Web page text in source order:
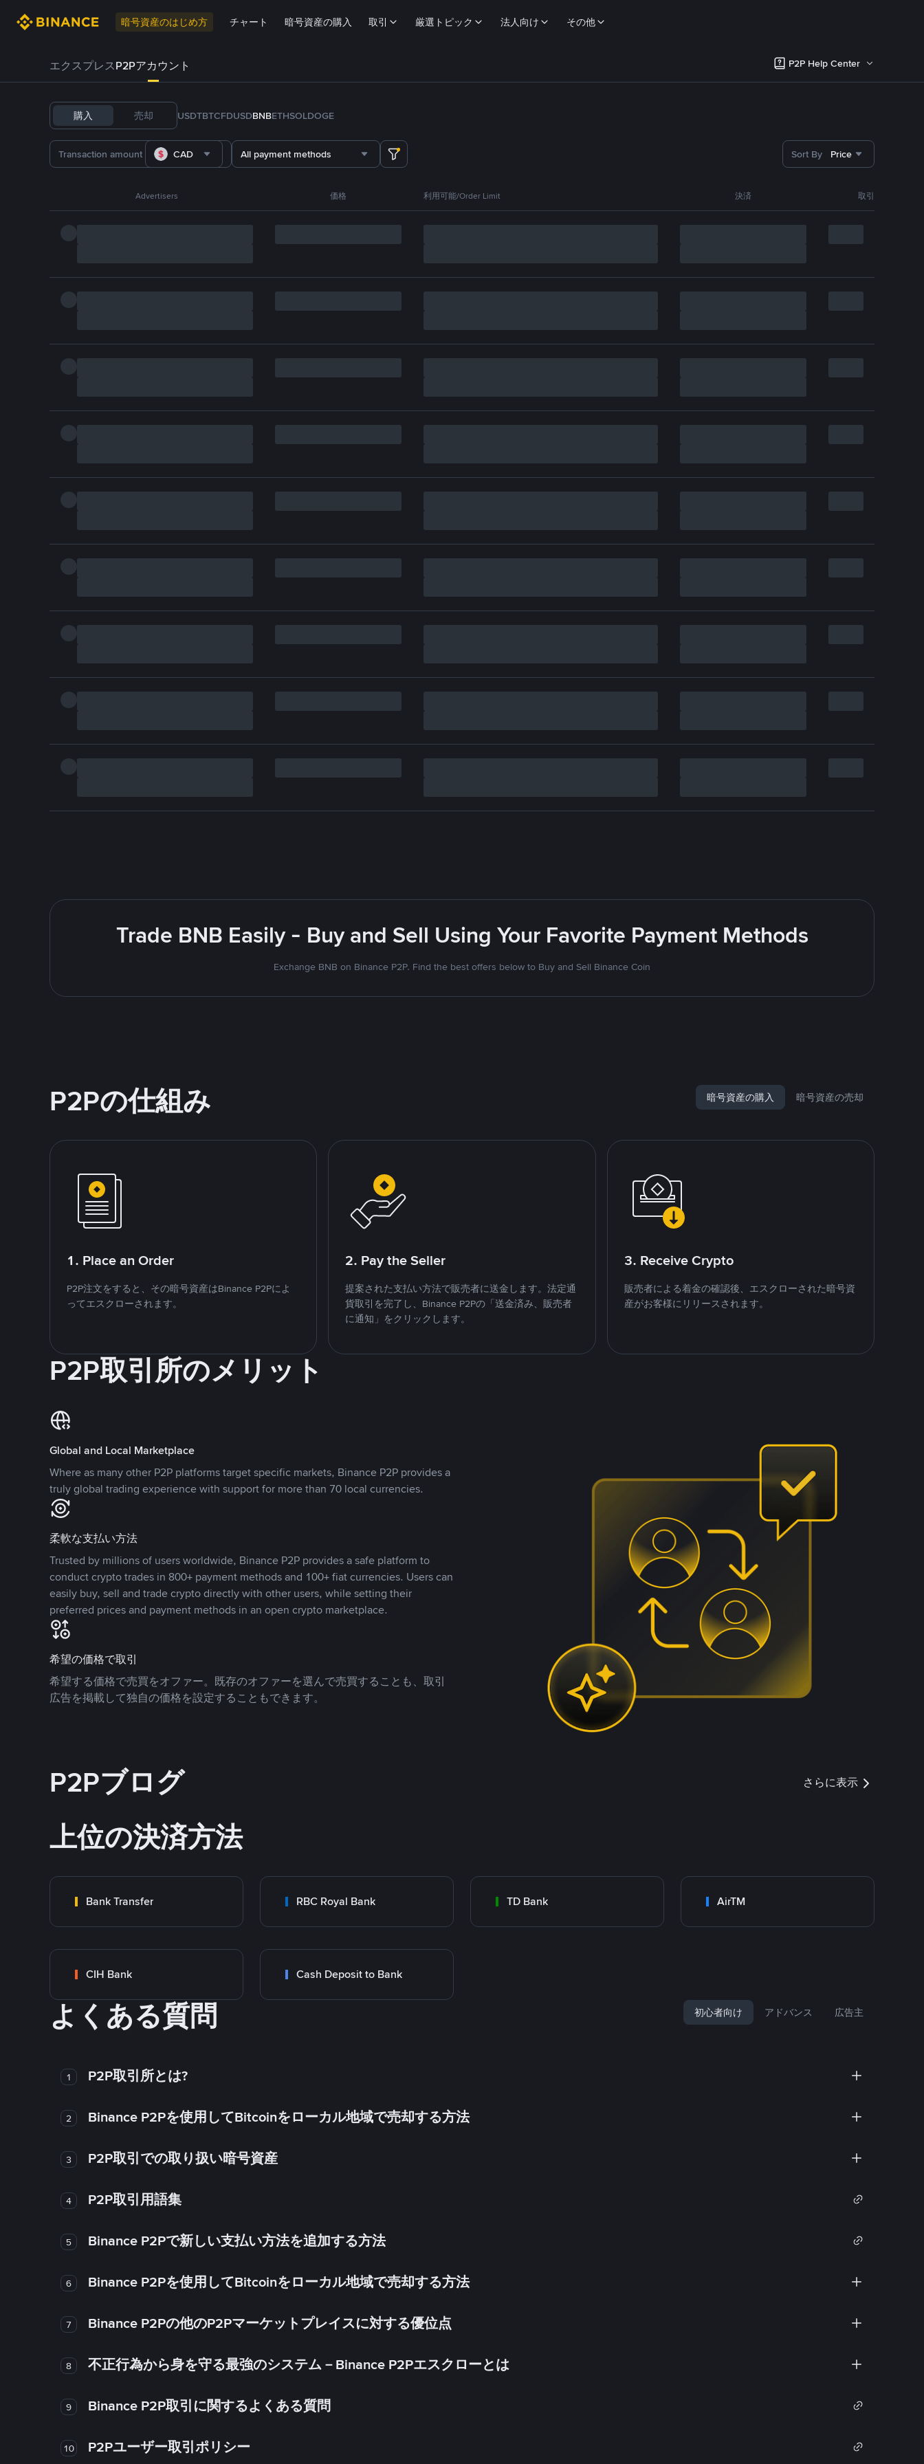
暗号資産のはじめ方 チャート 暗号資産の購入 取引 厳選トピック 法人向け その他
エクスプレスP2Pアカウント P2P Help Center
購入 売却 USDTBTCFDUSDBNBETHSOLDOGE
CAD All payment methods Sort By Price
Advertisers 価格 利用可能/Order Limit 決済 取引
Trade BNB Easily - Buy and Sell Using Your Favorite Payment Methods
Exchange BNB on Binance P2P. Find the best offers below to Buy and Sell Binance Coin
P2Pの仕組み 暗号資産の購入 暗号資産の売却
1. Place an Order
P2P注文をすると、その暗号資産はBinance P2Pによ
ってエスクローされます。
2. Pay the Seller
提案された支払い方法で販売者に送金します。法定通
貨取引を完了し、Binance P2Pの「送金済み、販売者
に通知」をクリックします。
3. Receive Crypto
販売者による着金の確認後、エスクローされた暗号資
産がお客様にリリースされます。
P2P取引所のメリット
Global and Local Marketplace
Where as many other P2P platforms target specific markets, Binance P2P provides a
truly global trading experience with support for more than 70 local currencies.
柔軟な支払い方法
Trusted by millions of users worldwide, Binance P2P provides a safe platform to
conduct crypto trades in 800+ payment methods and 100+ fiat currencies. Users can
easily buy, sell and trade crypto directly with other users, while setting their
preferred prices and payment methods in an open crypto marketplace.
希望の価格で取引
希望する価格で売買をオファー。既存のオファーを選んで売買することも、取引
広告を掲載して独自の価格を設定することもできます。
P2Pブログ さらに表示
上位の決済方法
Bank Transfer RBC Royal Bank TD Bank AirTM
CIH Bank Cash Deposit to Bank
よくある質問 初心者向け アドバンス 広告主
1 P2P取引所とは?
2 Binance P2Pを使用してBitcoinをローカル地域で売却する方法
3 P2P取引での取り扱い暗号資産
4 P2P取引用語集
5 Binance P2Pで新しい支払い方法を追加する方法
6 Binance P2Pを使用してBitcoinをローカル地域で売却する方法
7 Binance P2Pの他のP2Pマーケットプレイスに対する優位点
8 不正行為から身を守る最強のシステム－Binance P2Pエスクローとは
9 Binance P2P取引に関するよくある質問
10 P2Pユーザー取引ポリシー